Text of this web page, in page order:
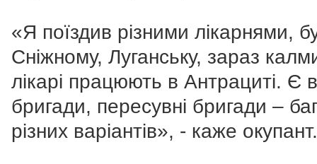
«Я поїздив різними лікарнями,
Сніжному, Луганську, зараз
лікарі працюють в Антрациті. Є
бригади, пересувні бригади –
різних варіантів», - каже окупант.